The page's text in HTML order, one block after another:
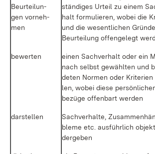
Be­ur­tei­lun­
gen vor­neh­
men
stän­di­ges Ur­teil zu ei­nem
halt for­mu­lie­ren, wo­bei die
und die we­sent­li­chen
Be­ur­tei­lung of­fen­ge­legt
be­wer­ten
ei­nen Sach­ver­halt oder ein
nach selbst ge­wähl­ten und
de­ten Nor­men oder
len, wo­bei die­se
be­zü­ge of­fen­bart wer­den
dar­stel­len
Sach­ver­hal­te,
ble­me etc. aus­führ­lich
der­ge­ben